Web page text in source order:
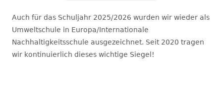
Auch für das Schuljahr 2025/2026 wurden wir wieder als
Umweltschule in Europa/Internationale
Nachhaltigkeitsschule ausgezeichnet. Seit 2020 tragen
wir kontinuierlich dieses wichtige Siegel!